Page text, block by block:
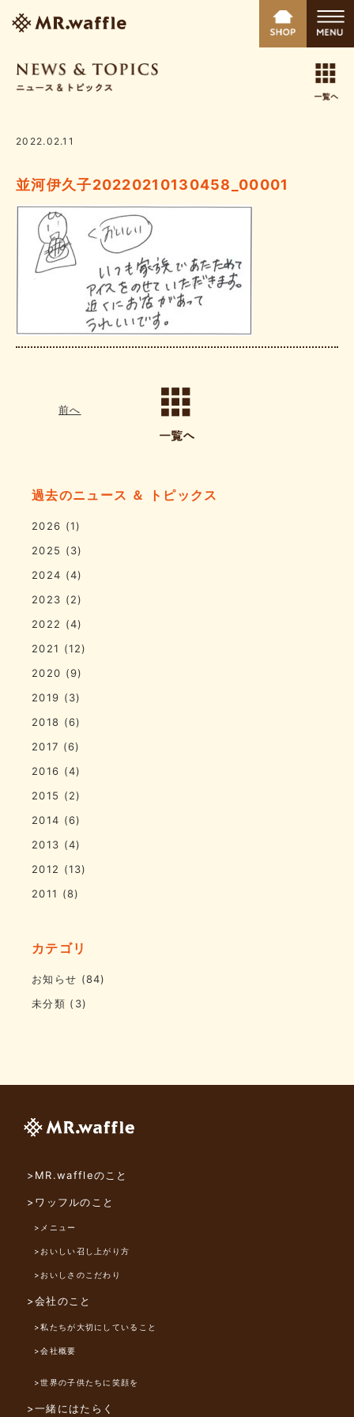
2022.02.11
並河伊久子20220210130458_00001
前へ
過去のニュース ＆ トピックス
2026 (1)
2025 (3)
2024 (4)
2023 (2)
2022 (4)
2021 (12)
2020 (9)
2019 (3)
2018 (6)
2017 (6)
2016 (4)
2015 (2)
2014 (6)
2013 (4)
2012 (13)
2011 (8)
カテゴリ
お知らせ (84)
未分類 (3)
>MR.waffleのこと
>ワッフルのこと
>メニュー
>おいしい召し上がり方
>おいしさのこだわり
>会社のこと
>私たちが大切にしていること
>会社概要
>世界の子供たちに笑顔を
>一緒にはたらく